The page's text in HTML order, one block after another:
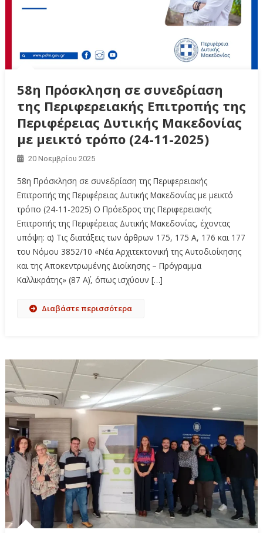
58η Πρόσκληση σε συνεδρίαση
της Περιφερειακής Επιτροπής της
Περιφέρειας Δυτικής Μακεδονίας
με μεικτό τρόπο (24-11-2025)
20 Νοεμβρίου 2025
58η Πρόσκληση σε συνεδρίαση της Περιφερειακής
Επιτροπής της Περιφέρειας Δυτικής Μακεδονίας με μεικτό
τρόπο (24-11-2025) Ο Πρόεδρος της Περιφερειακής
Επιτροπής της Περιφέρειας Δυτικής Μακεδονίας, έχοντας
υπόψη: α) Τις διατάξεις των άρθρων 175, 175 Α, 176 και 177
του Νόμου 3852/10 «Νέα Αρχιτεκτονική της Αυτοδιοίκησης
και της Αποκεντρωμένης Διοίκησης – Πρόγραμμα
Καλλικράτης» (87 Α΄), όπως ισχύουν […]
Διαβάστε περισσότερα